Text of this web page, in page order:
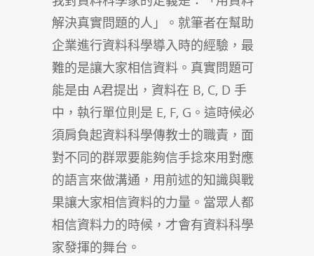
解決真實問題的人」。就筆者在幫助
企業進行資料科學導入時的經驗，最
難的是讓大家相信資料。真實問題可
能是由 A君提出，資料在 B, C, D 手
中，執行單位則是 E, F, G。這時候必
須肩負起資料科學傳教士的職責，面
對不同的群眾要能夠信手捻來用對應
的語言來做溝通，用前述的知識與戰
果讓大家相信資料的力量。當眾人都
相信資料力的時候，才會有資料科學
家發揮的舞台。